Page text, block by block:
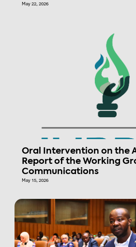
May 22, 2026
Oral Intervention on the
Report of the Working
Communications
May 15, 2026